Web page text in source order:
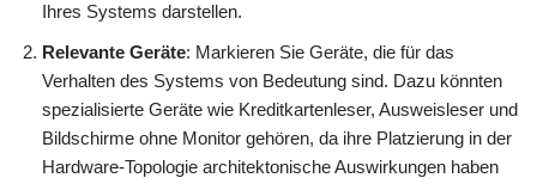
Ihres Systems darstellen.
Relevante Geräte: Markieren Sie Geräte, die für das
Verhalten des Systems von Bedeutung sind. Dazu könnten
spezialisierte Geräte wie Kreditkartenleser, Ausweisleser und
Bildschirme ohne Monitor gehören, da ihre Platzierung in der
Hardware-Topologie architektonische Auswirkungen haben